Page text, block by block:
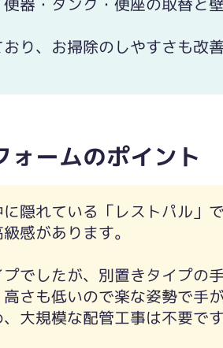
り、お掃除のしやすさも改
ォームのポイント
隠れている「レストパル」で
感があります。
でしたが、別置きタイプの
さも低いので楽な姿勢で手が
大規模な配管工事は不要です